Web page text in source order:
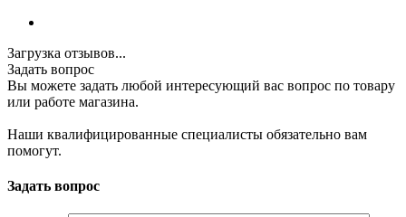
Загрузка отзывов...
Задать вопрос
Вы можете задать любой интересующий вас вопрос по товару
или работе магазина.
Наши квалифицированные специалисты обязательно вам
помогут.
Задать вопрос